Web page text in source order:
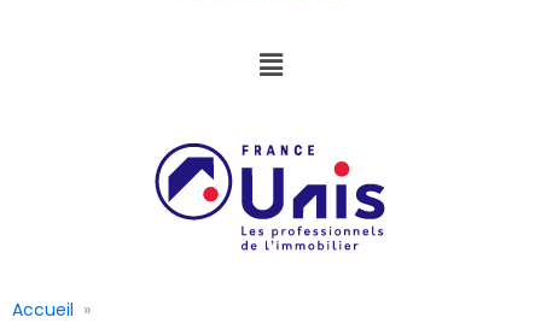
Accueil